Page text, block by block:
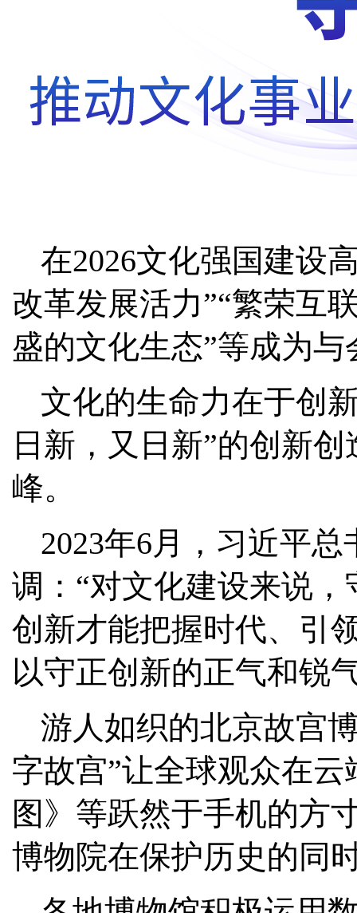
在2026文化强国建设
改革发展活力”“繁荣互
盛的文化生态”等成为
文化的生命力在于创
日新，又日新”的创新
峰。
2023年6月，习近平
调：“对文化建设来说
创新才能把握时代、引
以守正创新的正气和锐
游人如织的北京故宫
字故宫”让全球观众在
图》等跃然于手机的
博物院在保护历史的同